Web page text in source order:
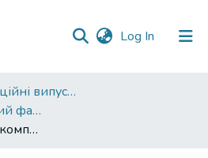
Log In (current)
01. Кваліфікаційні випускні роботи здобувачів вищої освіти
Економіко-правовий факультет
Стратегії розвитку компанії в системі франчайзингу